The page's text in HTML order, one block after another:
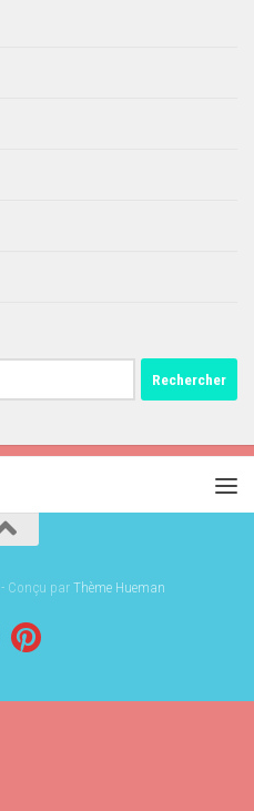
- Conçu parThème Hueman